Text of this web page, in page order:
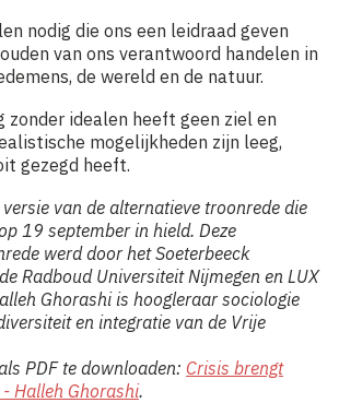
nodig die ons een leidraad geven
van ons verantwoord handelen in
de wereld en de natuur.
zonder idealen heeft geen ziel en
mogelijkheden zijn leeg,
gezegd heeft.
van de alternatieve troonrede die
19 september in hield. Deze
werd door het Soeterbeeck
Radboud Universiteit Nijmegen en LUX
Ghorashi is hoogleraar sociologie
en integratie van de Vrije
PDF te downloaden: Crisis brengt
Halleh Ghorashi.